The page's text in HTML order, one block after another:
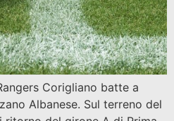
Corigliano batte a
Albanese. Sul terreno del